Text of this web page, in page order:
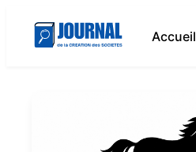
Accueil